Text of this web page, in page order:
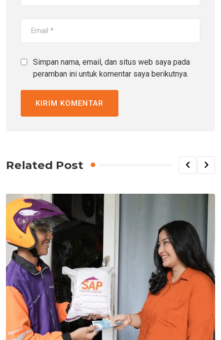
Simpan nama, email, dan situs web saya pada
peramban ini untuk komentar saya berikutnya.
Related Post